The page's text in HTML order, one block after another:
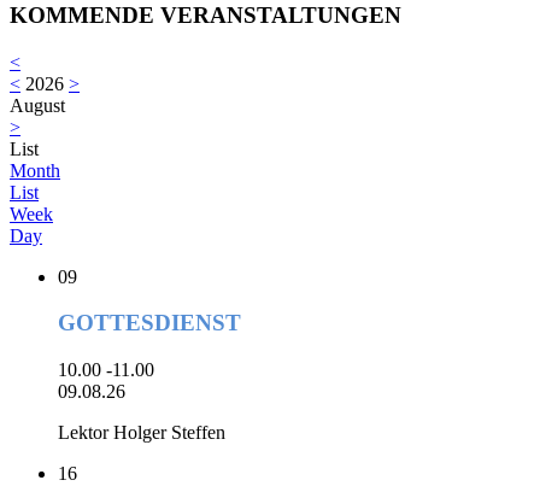
KOMMENDE VERANSTALTUNGEN
<
< 2026 >
August
>
List
Month
List
Week
Day
09
GOTTESDIENST
10.00 -11.00
09.08.26
Lektor Holger Steffen
16